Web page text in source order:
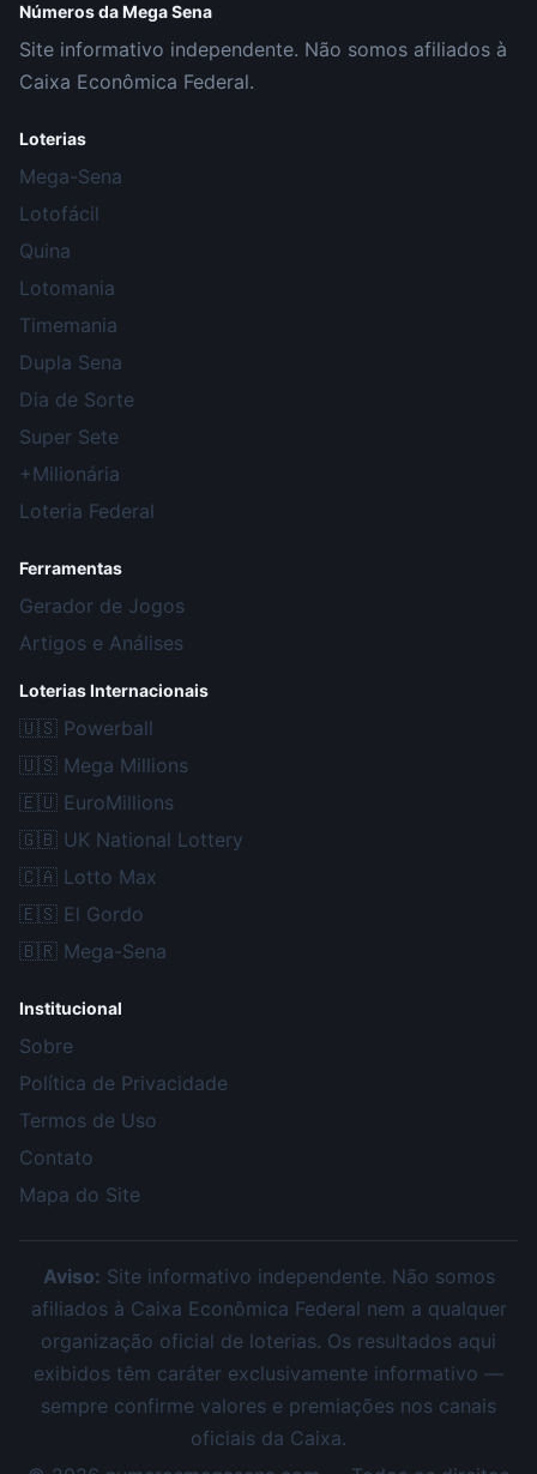
Números da Mega Sena
Site informativo independente. Não somos afiliados à
Caixa Econômica Federal.
Loterias
Mega-Sena
Lotofácil
Quina
Lotomania
Timemania
Dupla Sena
Dia de Sorte
Super Sete
+Milionária
Loteria Federal
Ferramentas
Gerador de Jogos
Artigos e Análises
Loterias Internacionais
🇺🇸 Powerball
🇺🇸 Mega Millions
🇪🇺 EuroMillions
🇬🇧 UK National Lottery
🇨🇦 Lotto Max
🇪🇸 El Gordo
🇧🇷 Mega-Sena
Institucional
Sobre
Política de Privacidade
Termos de Uso
Contato
Mapa do Site
Aviso: Site informativo independente. Não somos
afiliados à Caixa Econômica Federal nem a qualquer
organização oficial de loterias. Os resultados aqui
exibidos têm caráter exclusivamente informativo —
sempre confirme valores e premiações nos canais
oficiais da Caixa.